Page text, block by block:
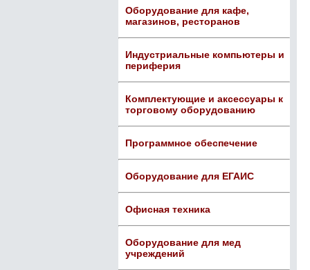
Оборудование для кафе,
магазинов, ресторанов
Индустриальные компьютеры и
периферия
Комплектующие и аксессуары к
торговому оборудованию
Программное обеспечение
Оборудование для ЕГАИС
Офисная техника
Оборудование для мед
учреждений